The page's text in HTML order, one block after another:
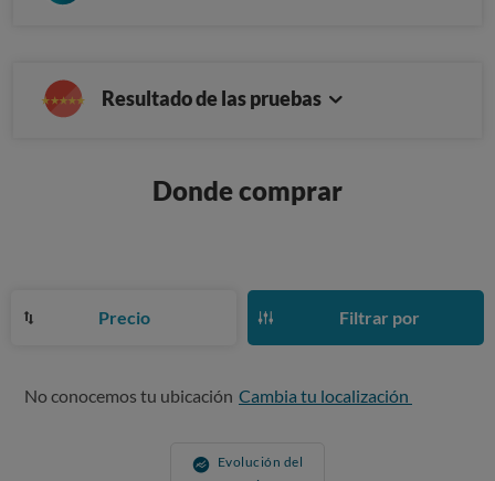
Resultado de las pruebas
Donde comprar
Precio Filtrar por
No conocemos tu ubicación Cambia tu localización
Evolución del